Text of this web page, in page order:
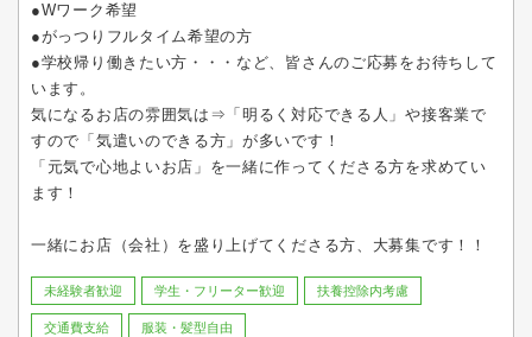
●Wワーク希望
●がっつりフルタイム希望の方
●学校帰り働きたい方・・・など、皆さんのご応募をお待ちして
います。
気になるお店の雰囲気は⇒「明るく対応できる人」や接客業で
すので「気遣いのできる方」が多いです！
「元気で心地よいお店」を一緒に作ってくださる方を求めてい
ます！
一緒にお店（会社）を盛り上げてくださる方、大募集です！！
未経験者歓迎 学生・フリーター歓迎 扶養控除内考慮
交通費支給 服装・髪型自由